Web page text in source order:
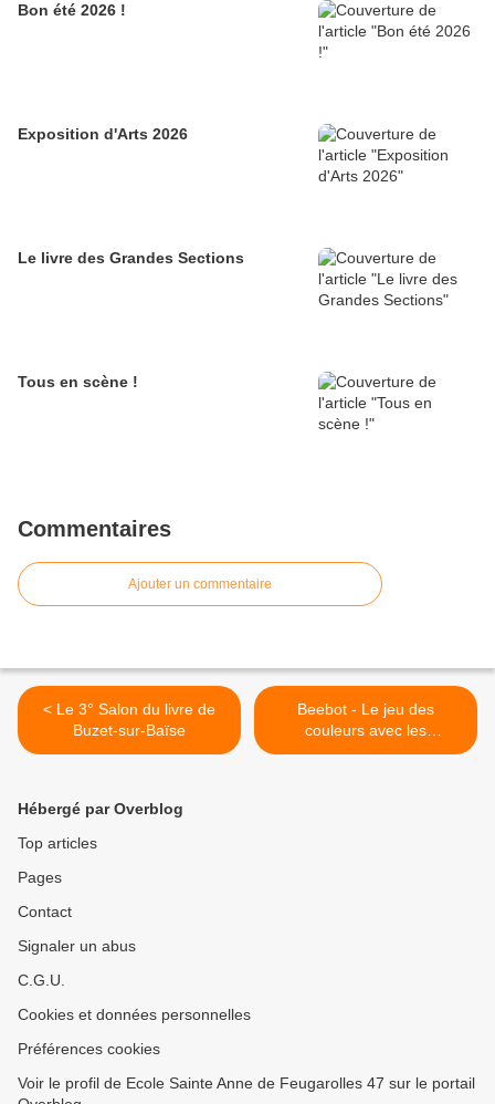
Bon été 2026 !
Exposition d'Arts 2026
Le livre des Grandes Sections
Tous en scène !
Commentaires
Ajouter un commentaire
< Le 3° Salon du livre de
Buzet-sur-Baïse
Beebot - Le jeu des
couleurs avec les
maternelles - >
Hébergé par Overblog
Top articles
Pages
Contact
Signaler un abus
C.G.U.
Cookies et données personnelles
Préférences cookies
Voir le profil de Ecole Sainte Anne de Feugarolles 47 sur le portail